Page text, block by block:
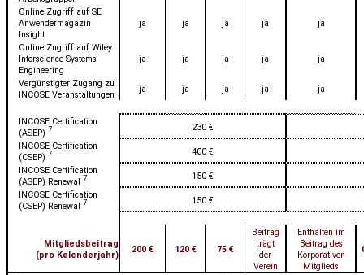
Online Zugriff auf SE
Anwendermagazin
Insight
ja ja ja ja ja
Online Zugriff auf Wiley
Interscience Systems
Engineering
ja ja ja ja ja
Vergünstigter Zugang zu
INCOSE Veranstaltungen
ja ja ja ja ja
INCOSE Certification
(ASEP) 7
230 €
INCOSE Certification
(CSEP) 7
400 €
INCOSE Certification
(ASEP) Renewal
7
150 €
INCOSE Certification
(CSEP) Renewal
7 150 €
Mitgliedsbeitrag
(pro Kalenderjahr)
200 € 120 € 75 €
Beitrag
trägt
der
Verein
Enthalten im
Beitrag des
Korporativen
Mitglieds